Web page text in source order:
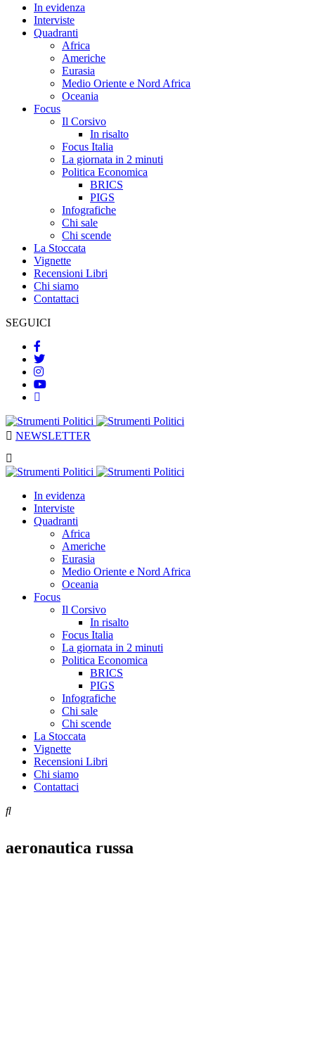
In evidenza
Interviste
Quadranti
Africa
Americhe
Eurasia
Medio Oriente e Nord Africa
Oceania
Focus
Il Corsivo
In risalto
Focus Italia
La giornata in 2 minuti
Politica Economica
BRICS
PIGS
Infografiche
Chi sale
Chi scende
La Stoccata
Vignette
Recensioni Libri
Chi siamo
Contattaci
SEGUICI
NEWSLETTER
In evidenza
Interviste
Quadranti
Africa
Americhe
Eurasia
Medio Oriente e Nord Africa
Oceania
Focus
Il Corsivo
In risalto
Focus Italia
La giornata in 2 minuti
Politica Economica
BRICS
PIGS
Infografiche
Chi sale
Chi scende
La Stoccata
Vignette
Recensioni Libri
Chi siamo
Contattaci
aeronautica russa